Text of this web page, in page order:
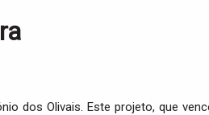
dos Olivais. Este projeto, que